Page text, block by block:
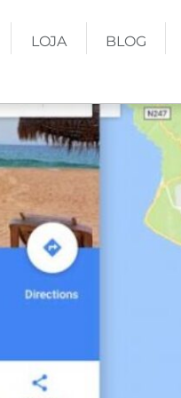
LOJA BLOG